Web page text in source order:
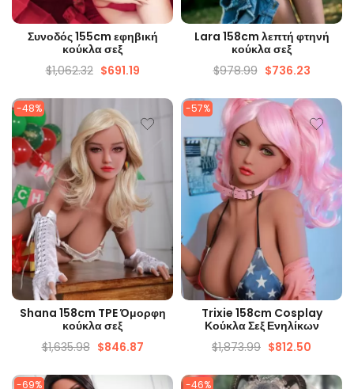
ΓΡΉΓΟΡΗ ΜΑΤΙΆ
Συνοδός 155cm εφηβική
κούκλα σεξ
$1,062.32 $691.19
ΓΡΉΓΟΡΗ ΜΑΤΙΆ
Lara 158cm λεπτή φτηνή
κούκλα σεξ
$978.99 $736.23
-48%
ΓΡΉΓΟΡΗ ΜΑΤΙΆ
Shana 158cm TPE Όμορφη
κούκλα σεξ
$1,635.98 $846.87
-57%
ΓΡΉΓΟΡΗ ΜΑΤΙΆ
Trixie 158cm Cosplay
Κούκλα Σεξ Ενηλίκων
$1,873.99 $812.50
-69% -46%